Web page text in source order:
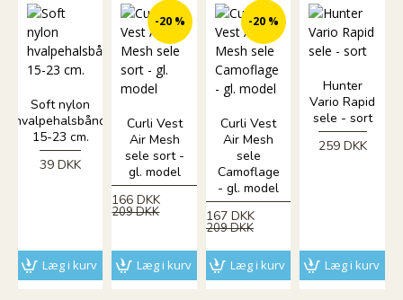
Soft nylon
hvalpehalsbånd
15-23 cm.
39 DKK
Læg i kurv
-20 %
Curli Vest
Air Mesh
sele sort -
gl. model
166 DKK
209 DKK
Læg i kurv
-20 %
Curli Vest
Air Mesh
sele
Camoflage
- gl. model
167 DKK
209 DKK
Læg i kurv
Hunter
Vario Rapid
sele - sort
259 DKK
Læg i kurv